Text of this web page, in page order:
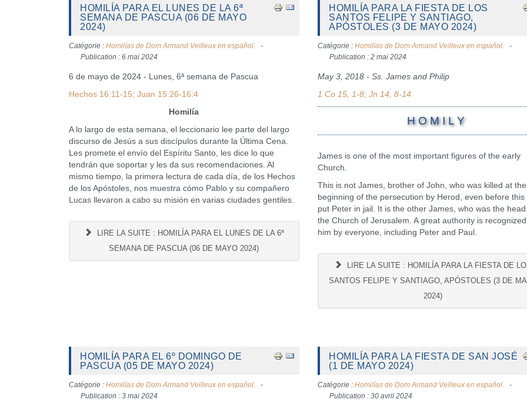
HOMILÍA PARA EL LUNES DE LA 6ª
SEMANA DE PASCUA (06 DE MAYO
2024)
Catégorie : Homilías de Dom Armand Veilleux en español.
Publication : 6 mai 2024
6 de mayo de 2024 - Lunes, 6ª semana de Pascua
Hechos 16:11-15; Juan 15:26-16:4
Homilía
A lo largo de esta semana, el leccionario lee parte del largo
discurso de Jesús a sus discípulos durante la Última Cena.
Les promete el envío del Espíritu Santo, les dice lo que
tendrán que soportar y les da sus recomendaciones. Al
mismo tiempo, la primera lectura de cada día, de los Hechos
de los Apóstoles, nos muestra cómo Pablo y su compañero
Lucas llevaron a cabo su misión en varias ciudades gentiles.
LIRE LA SUITE : HOMILÍA PARA EL LUNES DE LA 6ª
SEMANA DE PASCUA (06 DE MAYO 2024)
HOMILÍA PARA LA FIESTA DE LOS
SANTOS FELIPE Y SANTIAGO,
APÓSTOLES (3 DE MAYO 2024)
Catégorie :Homilías de Dom Armand Veilleux en español.
Publication : 2 mai 2024
May 3, 2018 - Ss. James and Philip
1 Co 15, 1-8; Jn 14, 8-14
H O M I L Y
James is one of the most important figures of the early
Church.
This is not James, brother of John, who was killed at
beginning of the persecution by Herod, even before this
put Peter in jail. It is the other James, who was the
the Church of Jerusalem. A great authority is
him by everyone, including Peter and Paul.
LIRE LA SUITE : HOMILÍA PARA LA FIESTA DE
SANTOS FELIPE Y SANTIAGO, APÓSTOLES (3 DE
2024)
HOMILÍA PARA EL 6º DOMINGO DE
PASCUA (05 DE MAYO 2024)
Catégorie : Homilías de Dom Armand Veilleux en español.
Publication : 3 mai 2024
HOMILÍA PARA LA FIESTA DE SAN JOSÉ
(1 DE MAYO 2024)
Catégorie :Homilías de Dom Armand Veilleux en español.
Publication : 30 avril 2024